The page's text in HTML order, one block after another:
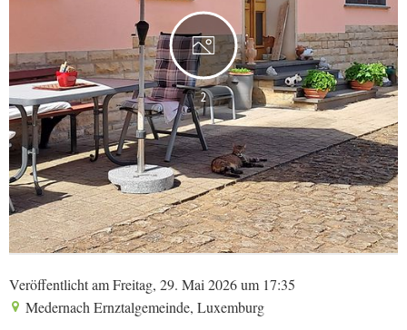
2
Veröffentlicht am Freitag, 29. Mai 2026 um 17:35
Medernach Ernztalgemeinde, Luxemburg